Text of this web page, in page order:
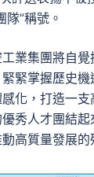
隊”稱號。
業集團將自
緊掌握歷史
化，打造一
秀人才團結
高質量發展的